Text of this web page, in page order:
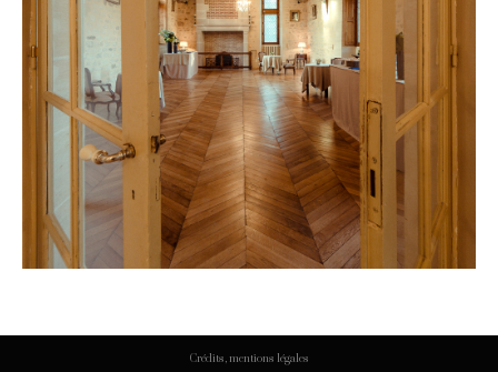
Crédits, mentions légales